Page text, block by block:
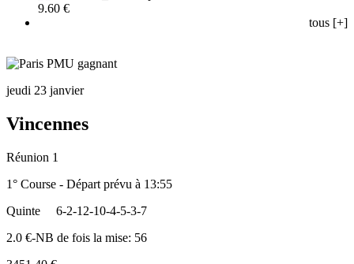
9.60 €
tous [+]
jeudi 23 janvier
Vincennes
Réunion 1
1° Course - Départ prévu à 13:55
Quinte
6-2-12-10-4-5-3-7
2.0 €-NB de fois la mise: 56